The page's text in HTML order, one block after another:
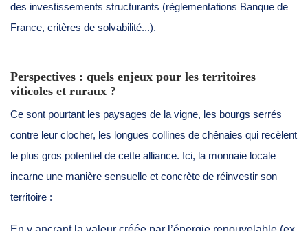
des investissements structurants (règlementations Banque de
France, critères de solvabilité...).
Perspectives : quels enjeux pour les territoires
viticoles et ruraux ?
Ce sont pourtant les paysages de la vigne, les bourgs serrés
contre leur clocher, les longues collines de chênaies qui recèlent
le plus gros potentiel de cette alliance. Ici, la monnaie locale
incarne une manière sensuelle et concrète de réinvestir son
territoire :